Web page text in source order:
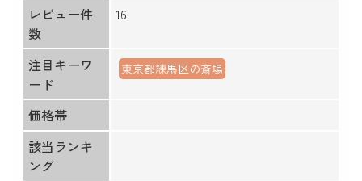
レビュー件
数
16
注目キーワ
ード
東京都練馬区の斎場
価格帯
該当ランキ
ング